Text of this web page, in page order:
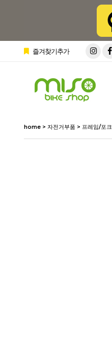
즐겨찾기추가
home > 자전거부품 > 프레임/포크